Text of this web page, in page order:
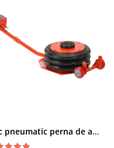
Cric pneumatic perna de aer cu inaltator 6T